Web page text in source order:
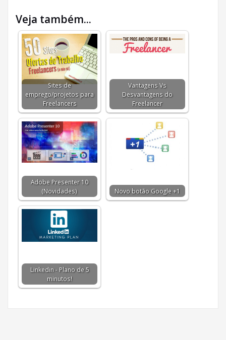
Veja também...
Sites de
emprego/projetos para
Freelancers
Vantagens Vs
Desvantagens do
Freelancer
Adobe Presenter 10
(Novidades)
Novo botão Google +1
Linkedin - Plano de 5
minutos!